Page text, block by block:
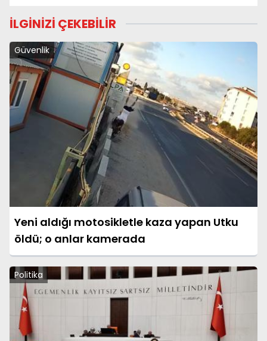
İLGİNİZİ ÇEKEBİLİR
Güvenlik
Yeni aldığı motosikletle kaza yapan Utku
öldü; o anlar kamerada
Politika